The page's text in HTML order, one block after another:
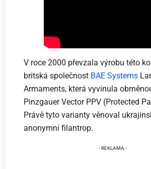
V roce 2000 převzala výrobu této
britská společnost BAE Systems
Armaments, která vyvinula
Pinzgauer Vector PPV (Protected
Právě tyto varianty věnoval
anonymní filantrop.